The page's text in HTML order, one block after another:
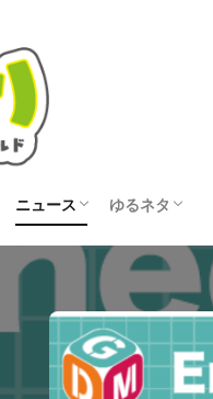
ニュース
コンテスト
ゆるネタ
配信・実況
ボードゲーム
編集部の部屋